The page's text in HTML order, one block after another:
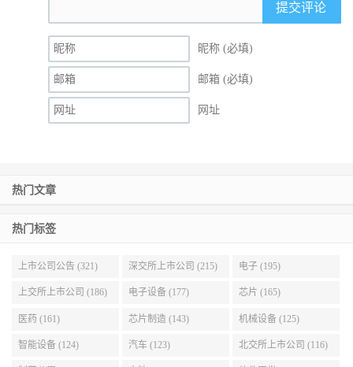
提交评论
昵称 (必填)
邮箱 (必填)
网址
热门文章
热门标签
上市公司公告 (321) 深交所上市公司 (215) 电子 (195)
上交所上市公司 (186) 电子设备 (177) 芯片 (165)
医药 (161) 芯片制造 (143) 机械设备 (125)
智能设备 (124) 汽车 (123) 北交所上市公司 (116)